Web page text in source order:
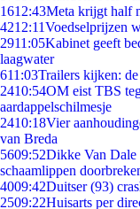
1612:43Meta krijgt half
4212:11Voedselprijzen
2911:05Kabinet geeft
laagwater
611:03Trailers kijken:
2410:54OM eist TBS
aardappelschilmesje
2410:18Vier
van Breda
5609:52Dikke Van Dale
schaamlippen
4009:42Duitser (93)
2509:22Huisarts per